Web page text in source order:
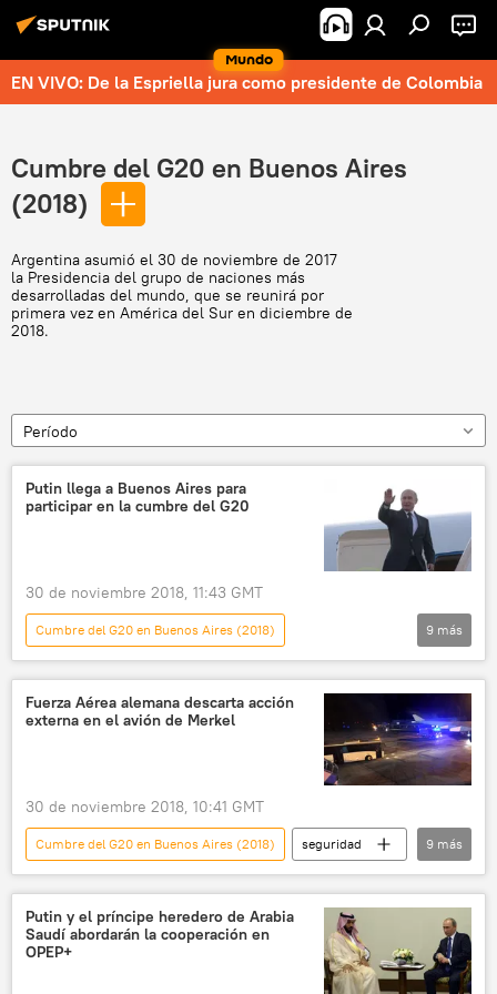
Mundo
EN VIVO: De la Espriella jura como presidente de Colombia
Cumbre del G20 en Buenos Aires
(2018)
Argentina asumió el 30 de noviembre de 2017
la Presidencia del grupo de naciones más
desarrolladas del mundo, que se reunirá por
primera vez en América del Sur en diciembre de
2018.
Período
Putin llega a Buenos Aires para
participar en la cumbre del G20
30 de noviembre 2018, 11:43 GMT
Cumbre del G20 en Buenos Aires (2018)
América Latina
Internacional
política
Argentina
Buenos Aires
Vladímir Putin
G20
9 más
Fuerza Aérea alemana descarta acción
externa en el avión de Merkel
30 de noviembre 2018, 10:41 GMT
Cumbre del G20 en Buenos Aires (2018)
seguridad
sociedad
Internacional
Alemania
Angela Merkel
Fuerza Aérea de Alemania
fallo
avería G20 noticias
9 más
Putin y el príncipe heredero de Arabia
Saudí abordarán la cooperación en
OPEP+